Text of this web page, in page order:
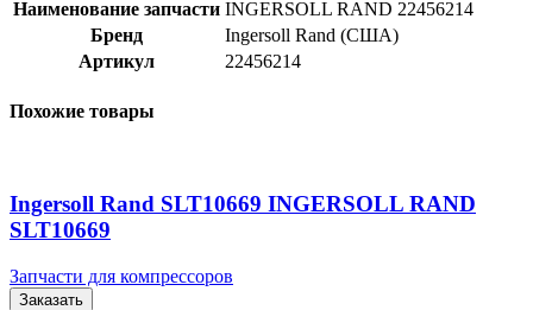
Наименование запчасти INGERSOLL RAND 22456214
Бренд
Ingersoll Rand (США)
Артикул
22456214
Похожие товары
Ingersoll Rand SLT10669 INGERSOLL RAND
SLT10669
Запчасти для компрессоров
Заказать